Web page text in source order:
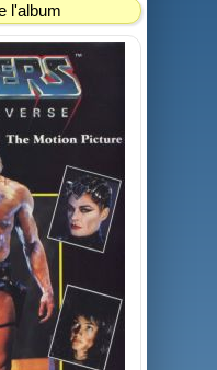
l'album